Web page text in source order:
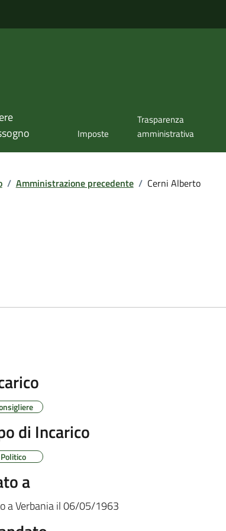
Imposte
Trasparenza
amministrativa
/ Amministrazione precedente / Cerni Alberto
di Incarico
Politico
a
aVerbaniail06/05/1963